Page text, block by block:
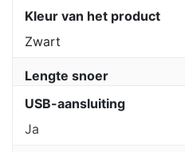
Kleur van het product
Zwart
Lengte snoer
USB-aansluiting
Ja